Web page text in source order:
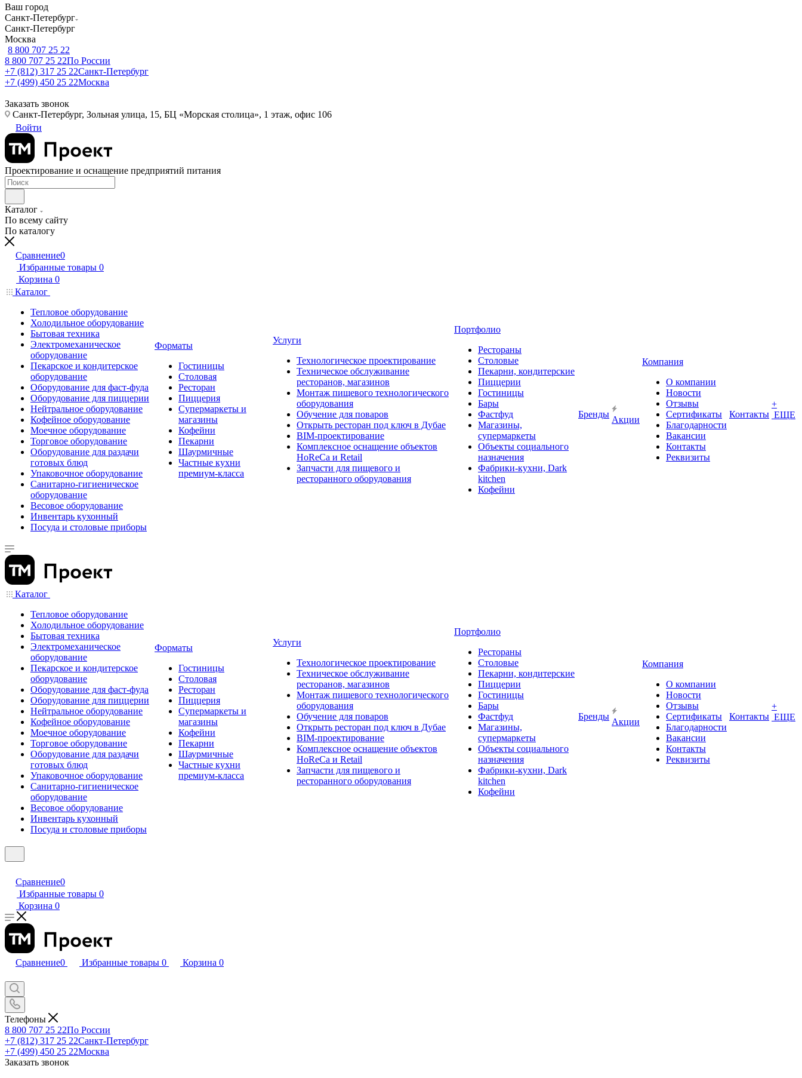
Ваш город
Санкт-Петербург
Санкт-Петербург
Москва
8 800 707 25 22
8 800 707 25 22По России
+7 (812) 317 25 22Санкт-Петербург
+7 (499) 450 25 22Москва
Заказать звонок
Санкт-Петербург, Зольная улица, 15, БЦ «Морская столица», 1 этаж, офис 106
Войти
Проектирование и оснащение предприятий питания
Каталог
По всему сайту
По каталогу
Сравнение0
Избранные товары 0
Корзина 0
Каталог
Тепловое оборудование
Холодильное оборудование
Бытовая техника
Электромеханическое
оборудование
Пекарское и кондитерское
оборудование
Оборудование для фаст-фуда
Оборудование для пиццерии
Нейтральное оборудование
Кофейное оборудование
Моечное оборудование
Торговое оборудование
Оборудование для раздачи
готовых блюд
Упаковочное оборудование
Санитарно-гигиеническое
оборудование
Весовое оборудование
Инвентарь кухонный
Посуда и столовые приборы
Форматы
Гостиницы
Столовая
Ресторан
Пиццерия
Супермаркеты и
магазины
Кофейни
Пекарни
Шаурмичные
Частные кухни
премиум-класса
Услуги
Технологическое проектирование
Техническое обслуживание
ресторанов, магазинов
Монтаж пищевого технологического
оборудования
Обучение для поваров
Открыть ресторан под ключ в Дубае
BIM-проектирование
Комплексное оснащение объектов
HoReCa и Retail
Запчасти для пищевого и
ресторанного оборудования
Портфолио
Рестораны
Столовые
Пекарни, кондитерские
Пиццерии
Гостиницы
Бары
Фастфуд
Магазины,
супермаркеты
Объекты социального
назначения
Фабрики-кухни, Dark
kitchen
Кофейни
Бренды
Акции
Компания
О компании
Новости
Отзывы
Сертификаты
Благодарности
Вакансии
Контакты
Реквизиты
Контакты
+
ЕЩЕ
Каталог
Тепловое оборудование
Холодильное оборудование
Бытовая техника
Электромеханическое
оборудование
Пекарское и кондитерское
оборудование
Оборудование для фаст-фуда
Оборудование для пиццерии
Нейтральное оборудование
Кофейное оборудование
Моечное оборудование
Торговое оборудование
Оборудование для раздачи
готовых блюд
Упаковочное оборудование
Санитарно-гигиеническое
оборудование
Весовое оборудование
Инвентарь кухонный
Посуда и столовые приборы
Форматы
Гостиницы
Столовая
Ресторан
Пиццерия
Супермаркеты и
магазины
Кофейни
Пекарни
Шаурмичные
Частные кухни
премиум-класса
Услуги
Технологическое проектирование
Техническое обслуживание
ресторанов, магазинов
Монтаж пищевого технологического
оборудования
Обучение для поваров
Открыть ресторан под ключ в Дубае
BIM-проектирование
Комплексное оснащение объектов
HoReCa и Retail
Запчасти для пищевого и
ресторанного оборудования
Портфолио
Рестораны
Столовые
Пекарни, кондитерские
Пиццерии
Гостиницы
Бары
Фастфуд
Магазины,
супермаркеты
Объекты социального
назначения
Фабрики-кухни, Dark
kitchen
Кофейни
Бренды
Акции
Компания
О компании
Новости
Отзывы
Сертификаты
Благодарности
Вакансии
Контакты
Реквизиты
Контакты
+
ЕЩЕ
Сравнение0
Избранные товары 0
Корзина 0
Сравнение0 Избранные товары 0 Корзина 0
Телефоны
8 800 707 25 22По России
+7 (812) 317 25 22Санкт-Петербург
+7 (499) 450 25 22Москва
Заказать звонок